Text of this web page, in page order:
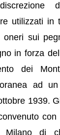
utilizzati
oneri sui
in forza
dei
ad
1939.
con
di